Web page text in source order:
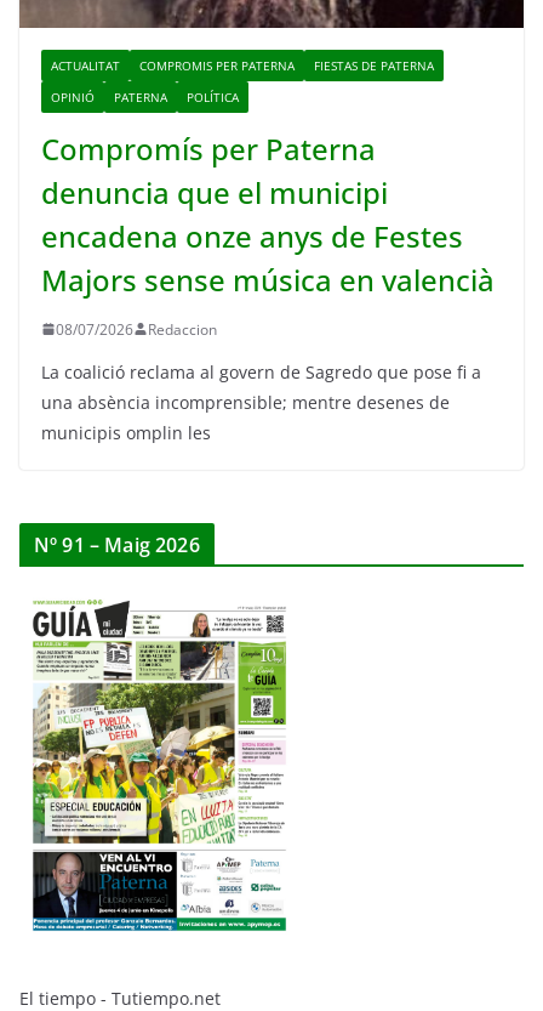
ACTUALITAT COMPROMIS PER PATERNA
FIESTAS DE PATERNA
OPINIÓ
PATERNA POLÍTICA
Compromís per Paterna
denuncia que el municipi
encadena onze anys de Festes
Majors sense música en valencià
08/07/2026 Redaccion
La coalició reclama al govern de Sagredo que pose fi a
una absència incomprensible; mentre desenes de
municipis omplin les
Nº 91 – Maig 2026
El tiempo - Tutiempo.net